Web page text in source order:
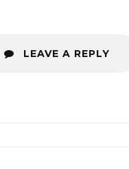
LEAVE A REPLY